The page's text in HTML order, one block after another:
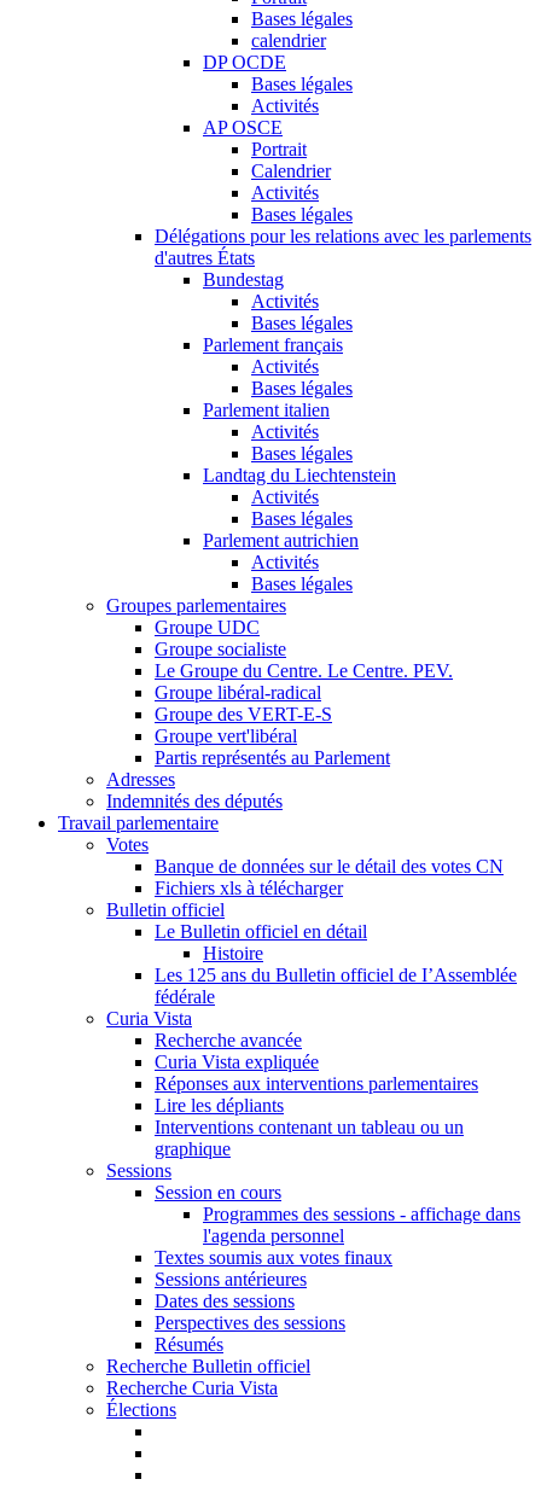
Bases légales
calendrier
DP OCDE
Bases légales
Activités
AP OSCE
Portrait
Calendrier
Activités
Bases légales
Délégations pour les relations avec les parlements
d'autres États
Bundestag
Activités
Bases légales
Parlement français
Activités
Bases légales
Parlement italien
Activités
Bases légales
Landtag du Liechtenstein
Activités
Bases légales
Parlement autrichien
Activités
Bases légales
Groupes parlementaires
Groupe UDC
Groupe socialiste
Le Groupe du Centre. Le Centre. PEV.
Groupe libéral-radical
Groupe des VERT-E-S
Groupe vert'libéral
Partis représentés au Parlement
Adresses
Indemnités des députés
Travail parlementaire
Votes
Banque de données sur le détail des votes CN
Fichiers xls à télécharger
Bulletin officiel
Le Bulletin officiel en détail
Histoire
Les 125 ans du Bulletin officiel de I’Assemblée
fédérale
Curia Vista
Recherche avancée
Curia Vista expliquée
Réponses aux interventions parlementaires
Lire les dépliants
Interventions contenant un tableau ou un
graphique
Sessions
Session en cours
Programmes des sessions - affichage dans
l'agenda personnel
Textes soumis aux votes finaux
Sessions antérieures
Dates des sessions
Perspectives des sessions
Résumés
Recherche Bulletin officiel
Recherche Curia Vista
Élections